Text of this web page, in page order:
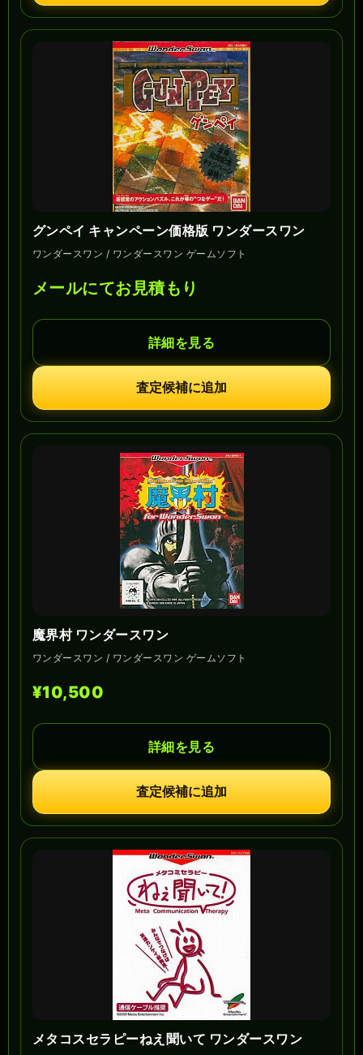
グンペイ キャンペーン価格版 ワンダースワン
ワンダースワン / ワンダースワン ゲームソフト
メールにてお見積もり
詳細を見る
査定候補に追加
魔界村 ワンダースワン
ワンダースワン / ワンダースワン ゲームソフト
¥10,500
詳細を見る
査定候補に追加
メタコスセラピーねえ聞いて ワンダースワン